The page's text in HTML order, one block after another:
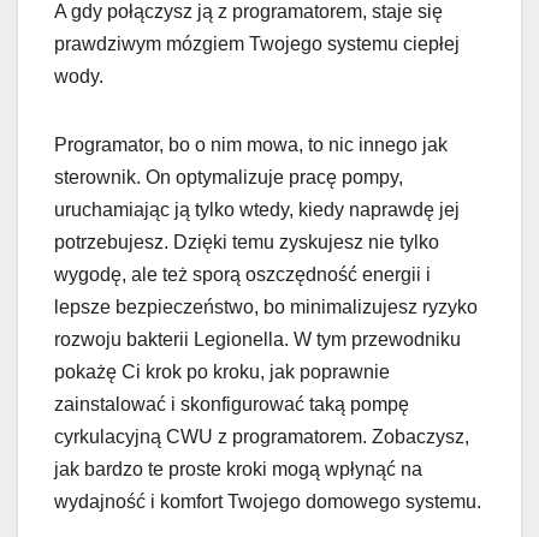
A gdy połączysz ją z programatorem, staje się
prawdziwym mózgiem Twojego systemu ciepłej
wody.
Programator, bo o nim mowa, to nic innego jak
sterownik. On optymalizuje pracę pompy,
uruchamiając ją tylko wtedy, kiedy naprawdę jej
potrzebujesz. Dzięki temu zyskujesz nie tylko
wygodę, ale też sporą oszczędność energii i
lepsze bezpieczeństwo, bo minimalizujesz ryzyko
rozwoju bakterii Legionella. W tym przewodniku
pokażę Ci krok po kroku, jak poprawnie
zainstalować i skonfigurować taką pompę
cyrkulacyjną CWU z programatorem. Zobaczysz,
jak bardzo te proste kroki mogą wpłynąć na
wydajność i komfort Twojego domowego systemu.